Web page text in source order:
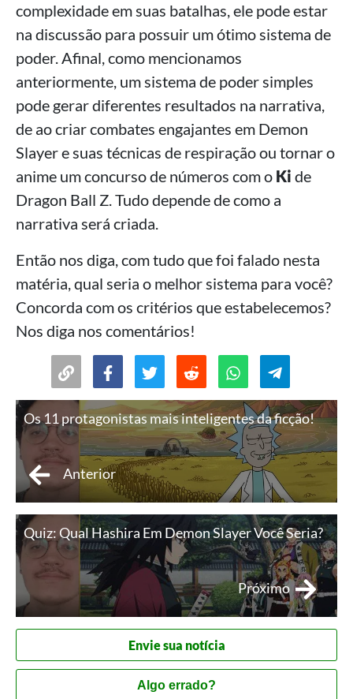
complexidade em suas batalhas, ele pode estar
na discussão para possuir um ótimo sistema de
poder. Afinal, como mencionamos
anteriormente, um sistema de poder simples
pode gerar diferentes resultados na narrativa,
de ao criar combates engajantes em Demon
Slayer e suas técnicas de respiração ou tornar o
anime um concurso de números com o Ki de
Dragon Ball Z. Tudo depende de como a
narrativa será criada.
Então nos diga, com tudo que foi falado nesta
matéria, qual seria o melhor sistema para você?
Concorda com os critérios que estabelecemos?
Nos diga nos comentários!
Os 11 protagonistas mais inteligentes da ficção!
Anterior
Quiz: Qual Hashira Em Demon Slayer Você Seria?
Próximo
Envie sua notícia
Algo errado?